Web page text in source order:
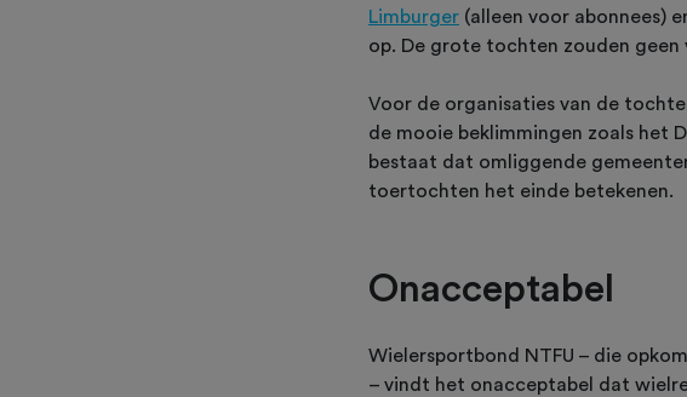
Limburger (alleen voor abonnees)
op. De grote tochten zouden geen
Voor de organisaties van de
de mooie beklimmingen zoals het
bestaat dat omliggende
toertochten het einde betekenen.
Onacceptabel
Wielersportbond NTFU – die
– vindt het onacceptabel dat